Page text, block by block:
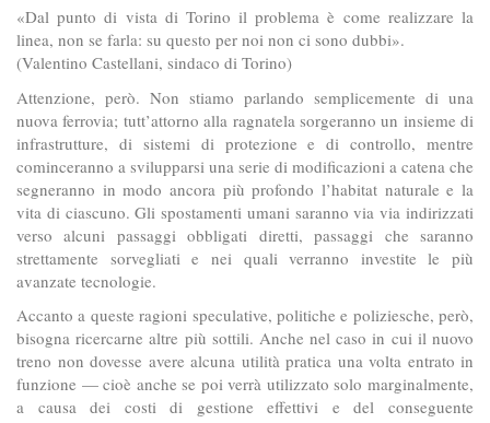
«Dal punto di vista di Torino il problema è come realizzare la
linea, non se farla: su questo per noi non ci sono dubbi».
(Valentino Castellani, sindaco di Torino)
Attenzione, però. Non stiamo parlando semplicemente di una
nuova ferrovia; tutt’attorno alla ragnatela sorgeranno un insieme di
infrastrutture, di sistemi di protezione e di controllo, mentre
cominceranno a svilupparsi una serie di modificazioni a catena che
segneranno in modo ancora più profondo l’habitat naturale e la
vita di ciascuno. Gli spostamenti umani saranno via via indirizzati
verso alcuni passaggi obbligati diretti, passaggi che saranno
strettamente sorvegliati e nei quali verranno investite le più
avanzate tecnologie.
Accanto a queste ragioni speculative, politiche e poliziesche, però,
bisogna ricercarne altre più sottili. Anche nel caso in cui il nuovo
treno non dovesse avere alcuna utilità pratica una volta entrato in
funzione — cioè anche se poi verrà utilizzato solo marginalmente,
a causa dei costi di gestione effettivi e del conseguente